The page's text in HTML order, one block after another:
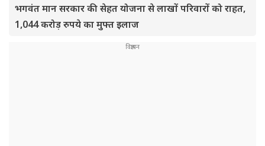
भगवंत मान सरकार की सेहत योजना से लाखों परिवारों को राहत,
1,044 करोड़ रुपये का मुफ्त इलाज